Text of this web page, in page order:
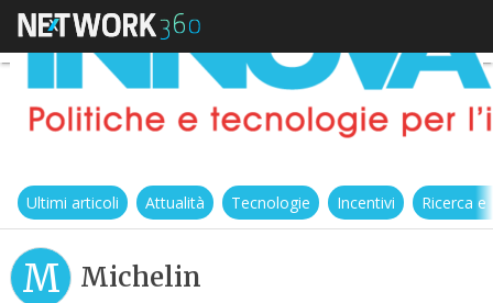
Ultimi articoli Attualità Tecnologie Incentivi Ricerca
M Michelin